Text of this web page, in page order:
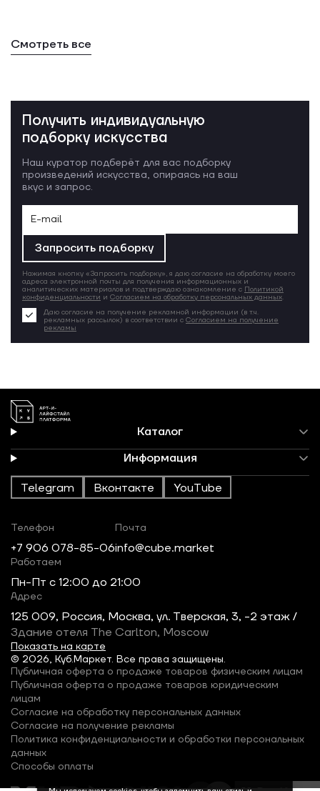
Смотреть все
Получить индивидуальную
подборку искусства
Наш куратор подберёт для вас подборку
произведений искусства, опираясь на ваш
вкус и запрос.
Запросить подборку
Нажимая кнопку «Запросить подборку», я даю согласие на обработку моего
адреса электронной почты для получения информационных и
аналитических материалов и подтверждаю ознакомление с Политикой
конфиденциальности и Согласием на обработку персональных данных.
Даю согласие на получение рекламной информации (в т.ч.
рекламных рассылок) в соответствии с Согласием на получение
рекламы
Каталог
Информация
Telegram Вконтакте YouTube
© 2026, Куб.Маркет. Все права защищены.
Телефон
+7 906 078-85-06
Почта
info@cube.market
Работаем
Пн-Пт c 12:00 до 21:00
Адрес
125 009, Россия, Москва, ул. Тверская, 3, -2 этаж /
Здание отеля The Carlton, Moscow
Показать на карте
Публичная оферта о продаже товаров физическим лицам
Публичная оферта о продаже товаров юридическим
лицам
Согласие на обработку персональных данных
Согласие на получение рекламы
Политика конфиденциальности и обработки персональных
данных
Способы оплаты